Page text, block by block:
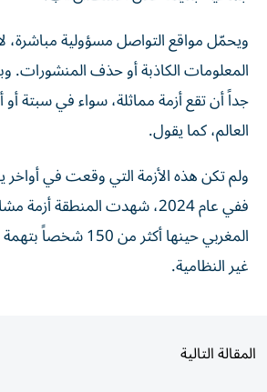
ويحمّل مواقع التواصل مسؤولية مباشرة،
المعلومات الكاذبة أو حذف المنشورات.
جداً أن تقع أزمة مماثلة، سواء في سبتة
العالم، كما يقول.
ولم تكن هذه الأزمة التي وقعت في أواخر
ففي عام 2024، شهدت المنطقة
المغربي حينها أكثر
غير النظامية.
المقالة التالية